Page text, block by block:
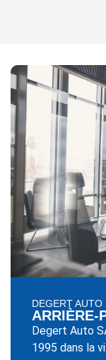
DEGERT AUTO
ARRIÈRE-
Degert Auto
1995 dans la